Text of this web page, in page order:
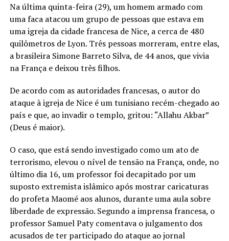
Na última quinta-feira (29), um homem armado com
uma faca atacou um grupo de pessoas que estava em
uma igreja da cidade francesa de Nice, a cerca de 480
quilômetros de Lyon. Três pessoas morreram, entre elas,
a brasileira Simone Barreto Silva, de 44 anos, que vivia
na França e deixou três filhos.
De acordo com as autoridades francesas, o autor do
ataque à igreja de Nice é um tunisiano recém-chegado ao
país e que, ao invadir o templo, gritou: “Allahu Akbar”
(Deus é maior).
O caso, que está sendo investigado como um ato de
terrorismo, elevou o nível de tensão na França, onde, no
último dia 16, um professor foi decapitado por um
suposto extremista islâmico após mostrar caricaturas
do profeta Maomé aos alunos, durante uma aula sobre
liberdade de expressão. Segundo a imprensa francesa, o
professor Samuel Paty comentava o julgamento dos
acusados de ter participado do ataque ao jornal